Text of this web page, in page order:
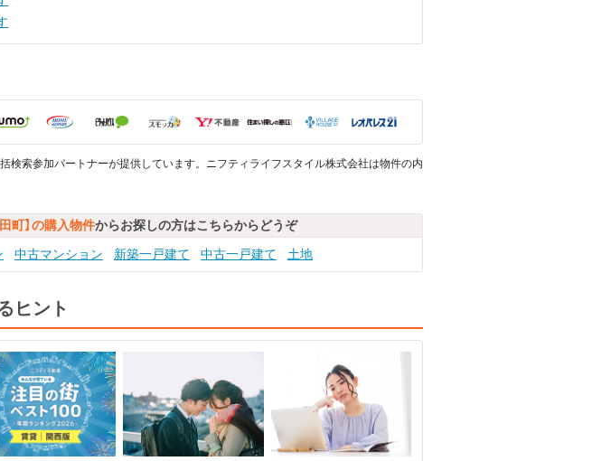
検索参加パートナーが提供しています。ニフティライフスタイル株式会社は物件の内
町】の購入物件からお探しの方はこちらからどうぞ
中古マンション 新築一戸建て 中古一戸建て 土地
ヒント